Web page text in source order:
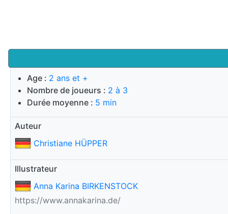
Age : 2 ans et +
Nombre de joueurs : 2 à 3
Durée moyenne : 5 min
Auteur
Christiane HÜPPER
Illustrateur
Anna Karina BIRKENSTOCK
https://www.annakarina.de/